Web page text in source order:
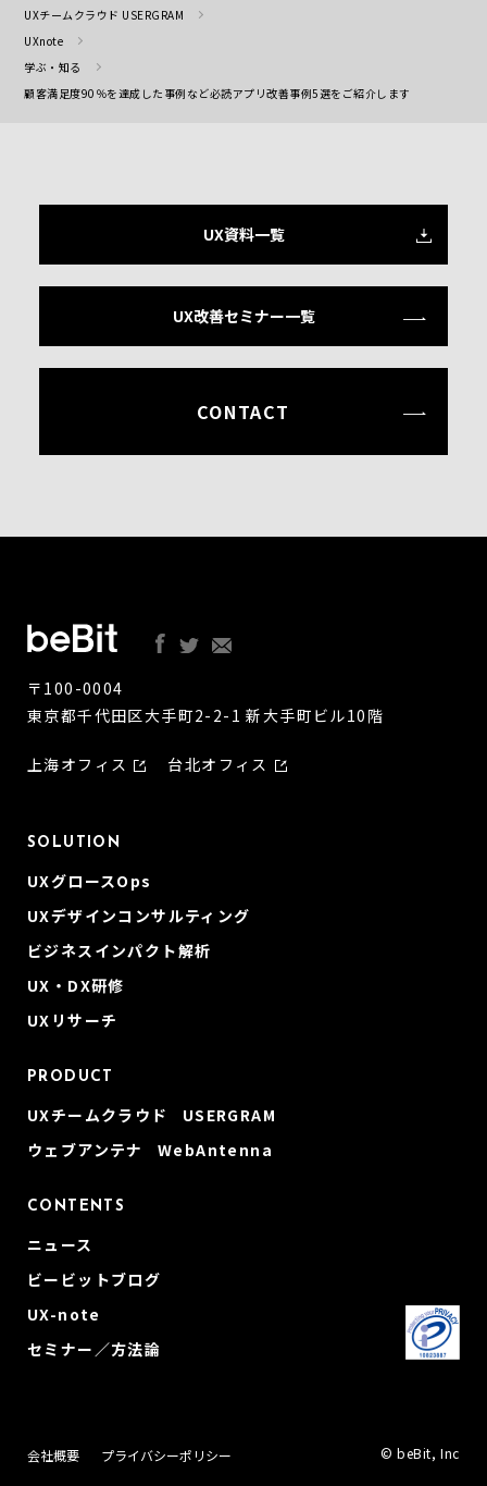
UXチームクラウド USERGRAM
UXnote
学ぶ・知る
顧客満足度90％を達成した事例など必読アプリ改善事例5選をご紹介します
UX資料一覧
UX改善セミナー一覧
CONTACT
〒100-0004
東京都千代田区大手町2-2-1 新大手町ビル10階
上海オフィス 台北オフィス
SOLUTION
UXグロースOps
UXデザインコンサルティング
ビジネスインパクト解析
UX・DX研修
UXリサーチ
PRODUCT
UXチームクラウド USERGRAM
ウェブアンテナ WebAntenna
CONTENTS
ニュース
ビービットブログ
UX-note
セミナー／方法論
会社概要 プライバシーポリシー © beBit, Inc